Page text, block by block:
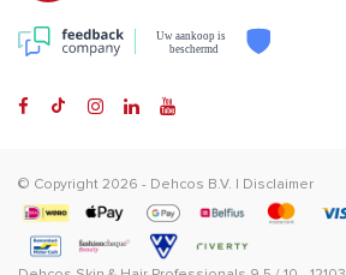
Uw aankoop is
beschermd
© Copyright 2026 - Dehcos B.V. Disclaimer